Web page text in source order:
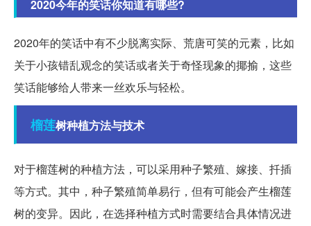
2020今年的笑话你知道有哪些?
2020年的笑话中有不少脱离实际、荒唐可笑的元素，比如
关于小孩错乱观念的笑话或者关于奇怪现象的揶揄，这些
笑话能够给人带来一丝欢乐与轻松。
榴莲树种植方法与技术
对于榴莲树的种植方法，可以采用种子繁殖、嫁接、扦插
等方式。其中，种子繁殖简单易行，但有可能会产生榴莲
树的变异。因此，在选择种植方式时需要结合具体情况进